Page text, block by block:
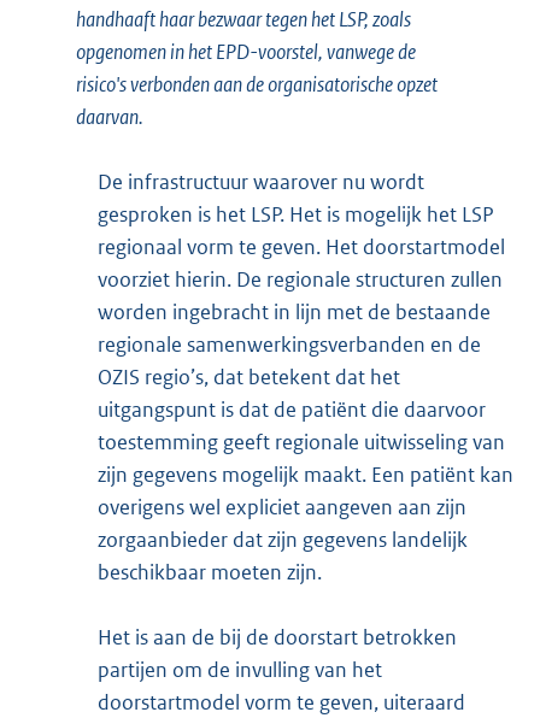
handhaaft haar bezwaar tegen het LSP, zoals
opgenomen in het EPD-voorstel, vanwege de
risico's verbonden aan de organisatorische opzet
daarvan.
De infrastructuur waarover nu wordt
gesproken is het LSP. Het is mogelijk het LSP
regionaal vorm te geven. Het doorstartmodel
voorziet hierin. De regionale structuren zullen
worden ingebracht in lijn met de bestaande
regionale samenwerkingsverbanden en de
OZIS regio’s, dat betekent dat het
uitgangspunt is dat de patiënt die daarvoor
toestemming geeft regionale uitwisseling van
zijn gegevens mogelijk maakt. Een patiënt kan
overigens wel expliciet aangeven aan zijn
zorgaanbieder dat zijn gegevens landelijk
beschikbaar moeten zijn.
Het is aan de bij de doorstart betrokken
partijen om de invulling van het
doorstartmodel vorm te geven, uiteraard